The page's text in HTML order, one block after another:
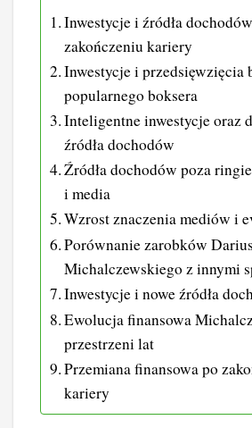
Inwestycje i źródła
zakończeniu kariery
Inwestycje i przedsięwzięcia
popularnego boksera
Inteligentne inwestycje oraz
źródła dochodów
Źródła dochodów poza
i media
Wzrost znaczenia mediów i
Porównanie zarobków
Michalczewskiego z innymi
Inwestycje i nowe źródła
Ewolucja finansowa
przestrzeni lat
Przemiana finansowa po
kariery